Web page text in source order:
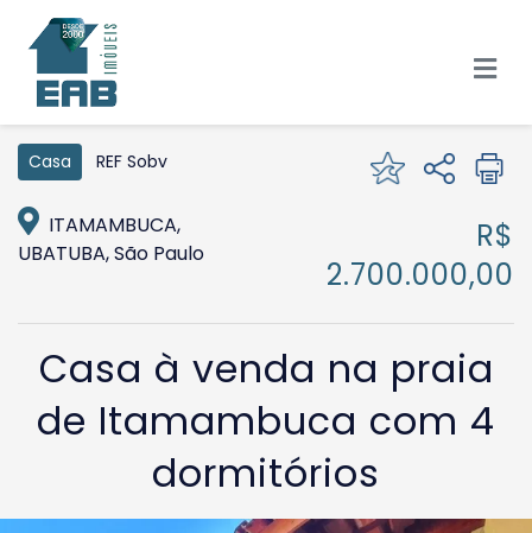
Casa REF Sobv
ITAMAMBUCA,
UBATUBA, São Paulo
R$
2.700.000,00
Casa à venda na praia
de Itamambuca com 4
dormitórios